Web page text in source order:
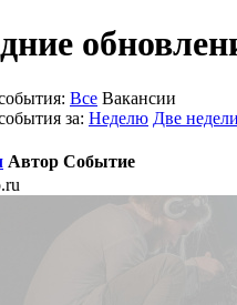
Все Вакансии
за: Неделю Две недели
Автор Событие